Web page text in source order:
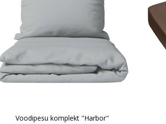
Voodipesu komplekt "Harbor"